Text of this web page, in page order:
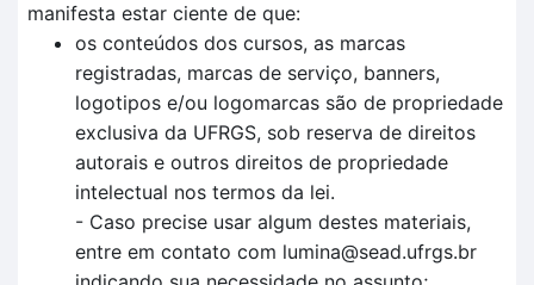
manifesta estar ciente de que:
os conteúdos dos cursos, as marcas
registradas, marcas de serviço, banners,
logotipos e/ou logomarcas são de propriedade
exclusiva da UFRGS, sob reserva de direitos
autorais e outros direitos de propriedade
intelectual nos termos da lei.
- Caso precise usar algum destes materiais,
entre em contato com lumina@sead.ufrgs.br